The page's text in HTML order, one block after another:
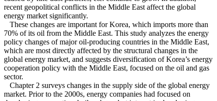
recent geopolitical conflicts in the Middle East affect the global
energy market significantly.
These changes are important for Korea, which imports more than
70% of its oil from the Middle East. This study analyzes the energy
policy changes of major oil-producing countries in the Middle East,
which are most directly affected by the structural changes in the
global energy market, and suggests diversification of Korea’s energy
cooperation policy with the Middle East, focused on the oil and gas
sector.
Chapter 2 surveys changes in the supply side of the global energy
market. Prior to the 2000s, energy companies had focused on